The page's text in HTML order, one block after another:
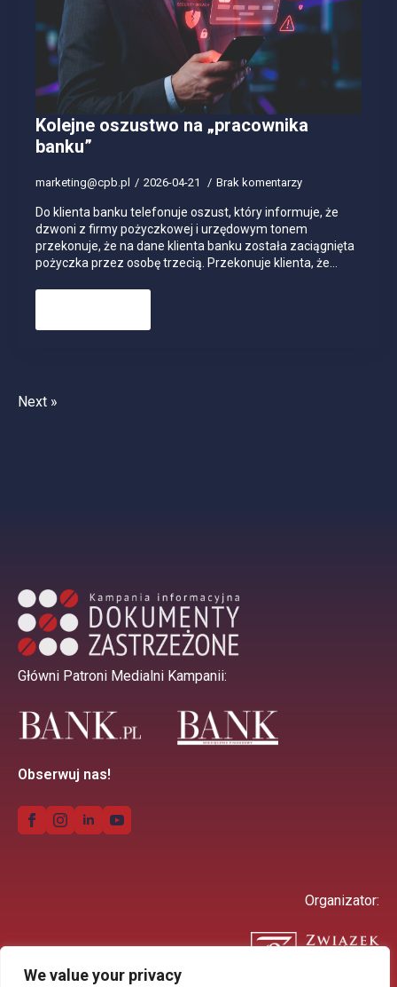
We value your privacy
Kolejne oszustwo na „pracownika
banku”
marketing@cpb.pl 2026-04-21 Brak komentarzy
Do klienta banku telefonuje oszust, który informuje, że
dzwoni z firmy pożyczkowej i urzędowym tonem
przekonuje, że na dane klienta banku została zaciągnięta
pożyczka przez osobę trzecią. Przekonuje klienta, że…
Next »
Główni Patroni Medialni Kampanii:
Obserwuj nas!
Organizator: